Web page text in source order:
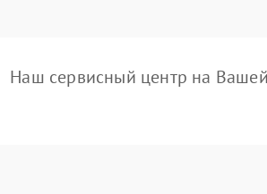
Наш сервисный центр на